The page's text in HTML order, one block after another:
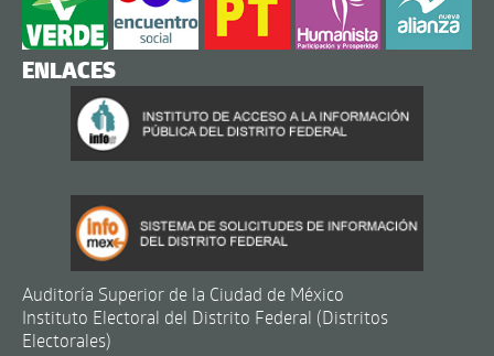
ENLACES
Auditoría Superior de la Ciudad de México
Instituto Electoral del Distrito Federal (Distritos
Electorales)